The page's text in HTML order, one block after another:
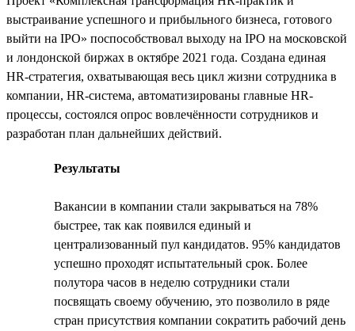
выстраивание успешного и прибыльного бизнеса, готового
выйти на IPO» поспособствовал выходу на IPO на московской
и лондонской биржах в октябре 2021 года. Создана единая
HR-стратегия, охватывающая весь цикл жизни сотрудника в
компании, HR-система, автоматизированы главные HR-
процессы, состоялся опрос вовлечённости сотрудников и
разработан план дальнейших действий.
Результаты
Вакансии в компании стали закрываться на 78%
быстрее, так как появился единый и
централизованный пул кандидатов. 95% кандидатов
успешно проходят испытательный срок. Более
полутора часов в неделю сотрудники стали
посвящать своему обучению, это позволило в ряде
стран присутствия компании сократить рабочий день